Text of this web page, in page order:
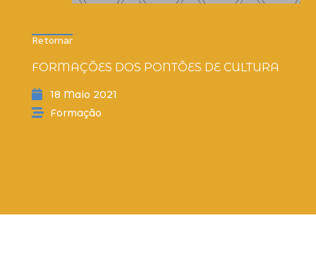
Retornar
FORMAÇÕES DOS PONTÕES DE CULTURA
18 Maio 2021
Formação